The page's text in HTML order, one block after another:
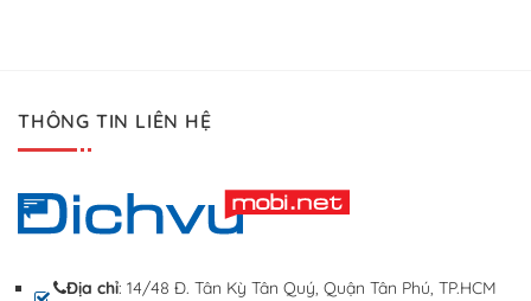
THÔNG TIN LIÊN HỆ
Địa chỉ: 14/48 Đ. Tân Kỳ Tân Quý, Quận Tân Phú, TP.HCM